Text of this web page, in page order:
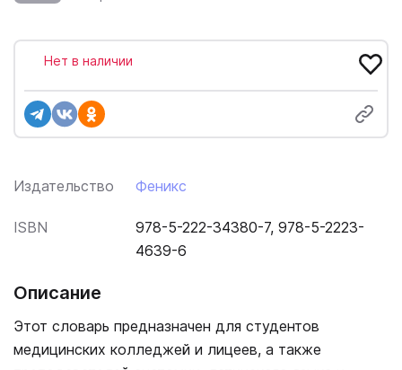
Издательство Феникс
ISBN
978-5-222-34380-7, 978-5-2223-
4639-6
Нет в наличии
Описание
Этот словарь предназначен для студентов
медицинских колледжей и лицеев, а также